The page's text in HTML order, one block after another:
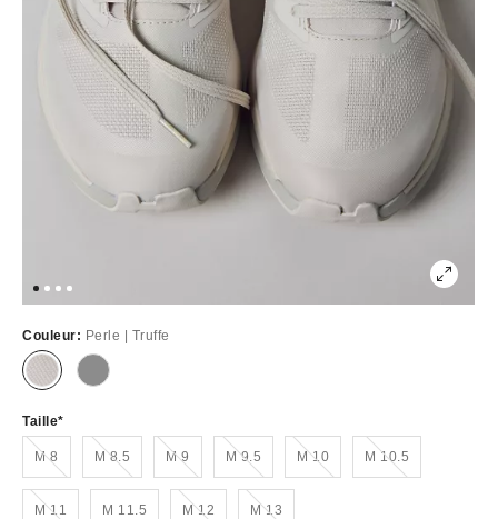
Couleur: Perle | Truffe
Taille
M 8Épuisé M 8.5Épuisé M 9Épuisé M 9.5Épuisé M 10Épuisé M 10.5
Épuisé
M 11Épuisé M 11.5 M 12Épuisé M 13Épuisé